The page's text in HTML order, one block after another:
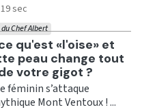
sec
qu'est «l'oise» et
peau change tout
votre gigot ?
Chef Albert
féminin s’attaque
Mont Ventoux ! ...